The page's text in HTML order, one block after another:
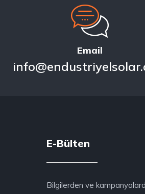
Email
E-Bülten
Bilgilerden ve